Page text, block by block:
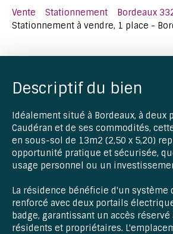
Vente Stationnement
Bordeaux
Stationnement à vendre, 1 place -
Descriptif du bien
Idéalement situé à Bordeaux, à deux
Caudéran et de ses commodités,
en sous-sol de 13m2 (2,50 x 5,20)
opportunité pratique et sécurisée,
usage personnel ou un
La résidence bénéficie d'un système
renforcé avec deux portails
badge, garantissant un accès réservé
résidents et propriétaires.